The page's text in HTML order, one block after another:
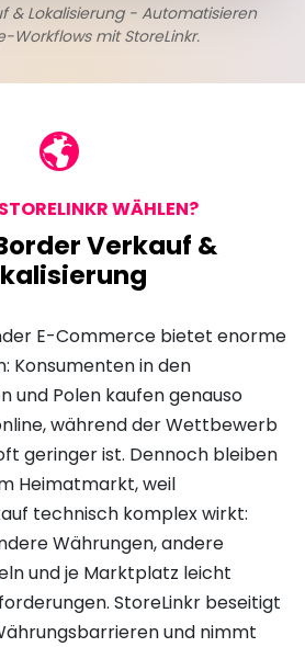
& Lokalisierung - Automatisieren
Workflows mit StoreLinkr.
WÄHLEN?
Verkauf &
E-Commerce bietet enorme
Konsumenten in den
und Polen kaufen genauso
während der Wettbewerb
geringer ist. Dennoch bleiben
Heimatmarkt, weil
technisch komplex wirkt:
Währungen, andere
und je Marktplatz leicht
StoreLinkr beseitigt
und nimmt